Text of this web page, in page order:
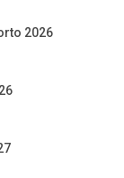
2026